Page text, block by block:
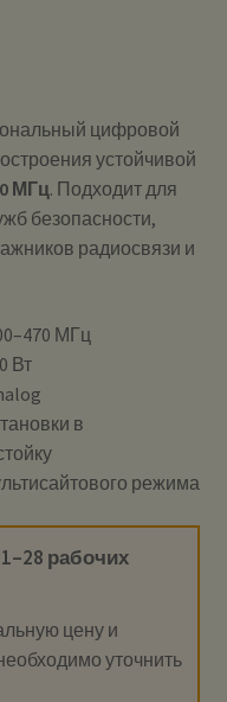
цифровой
устойчивой
МГц. Подходит для
безопасности,
радиосвязи и
МГц
Вт
в
режима
рабочих
цену и
уточнить